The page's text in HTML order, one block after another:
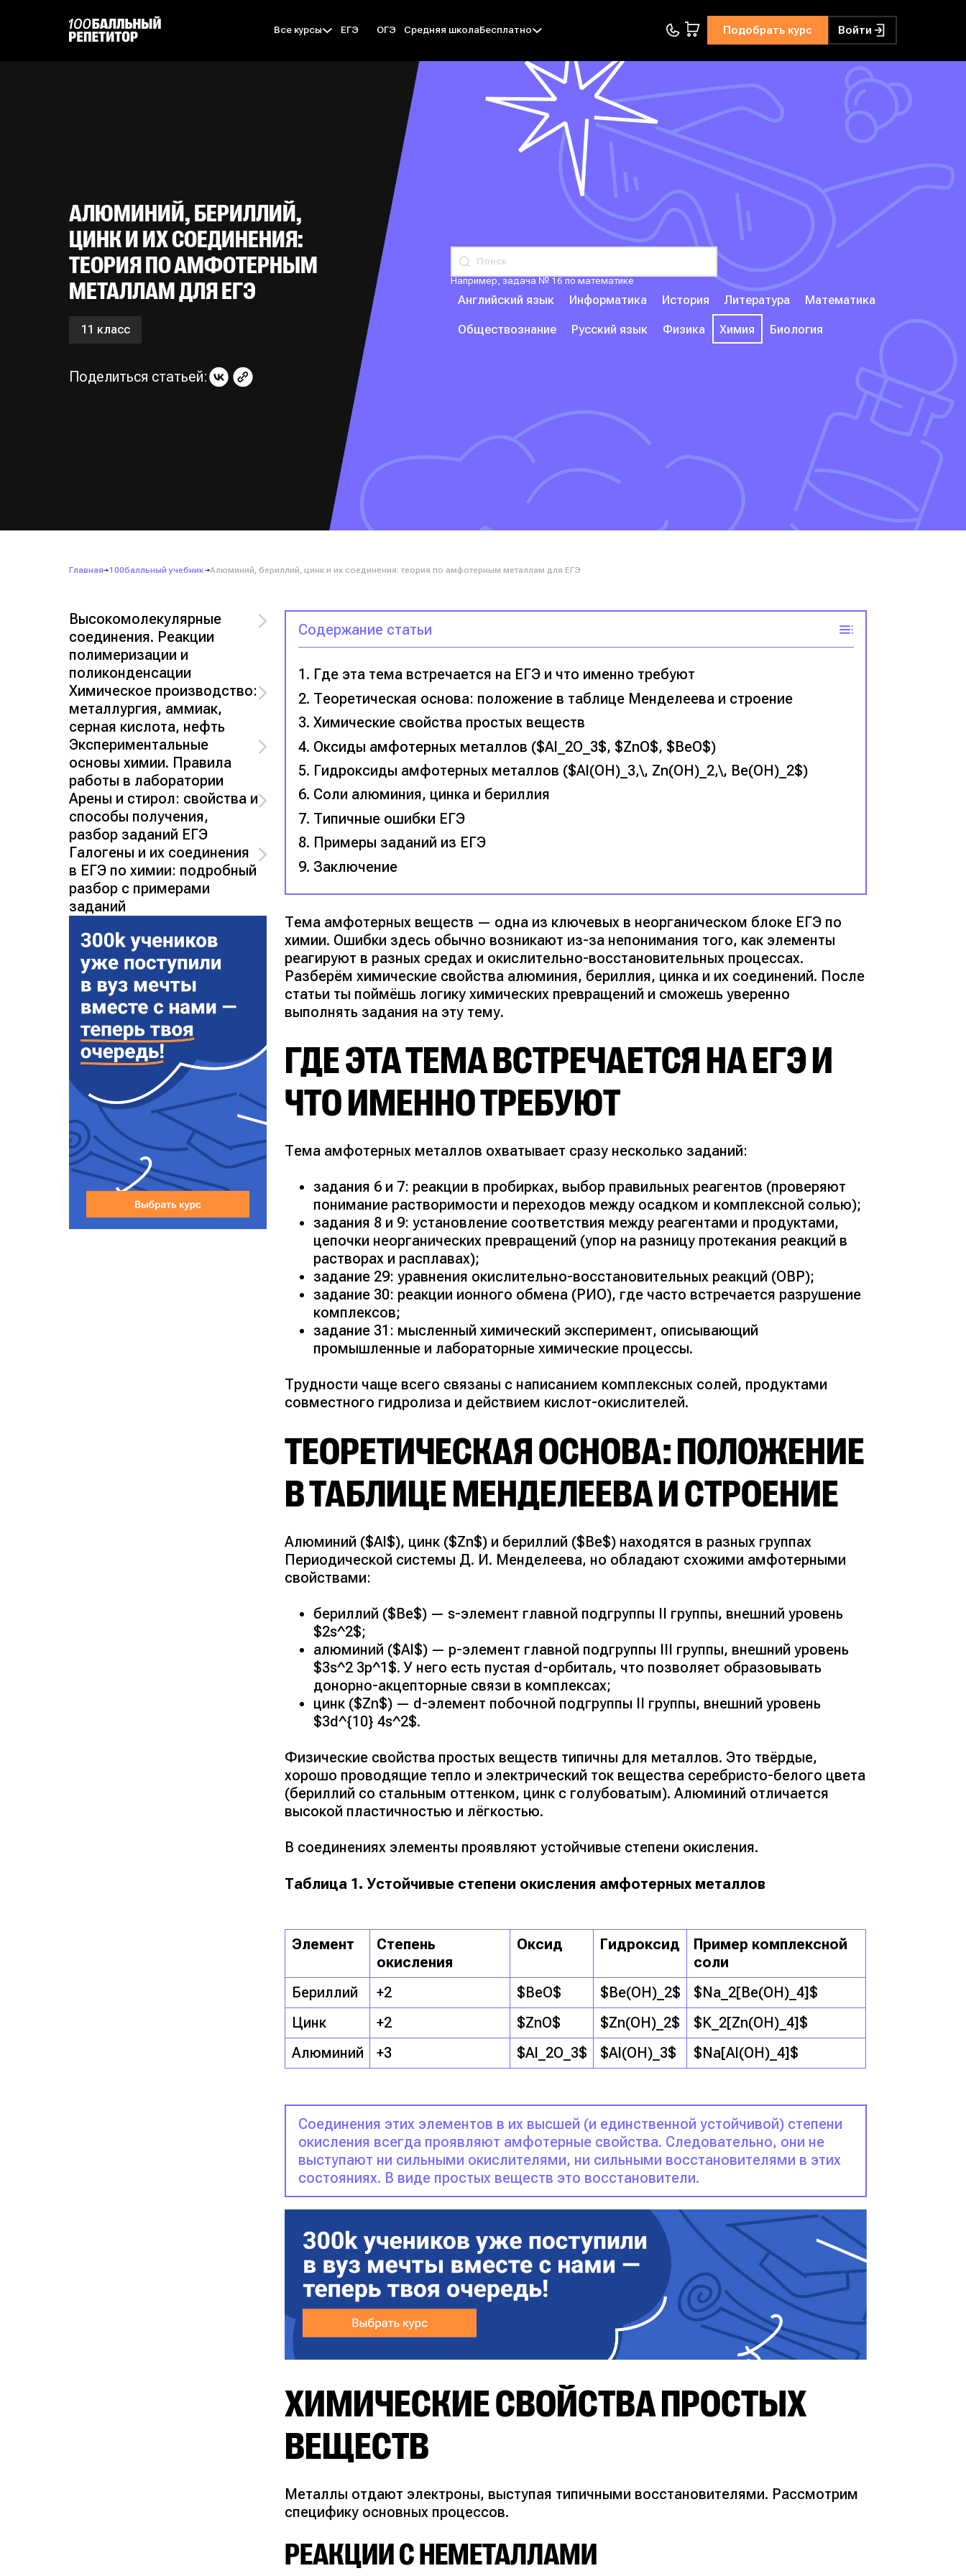
Все курсы ЕГЭ ОГЭ Средняя школаБесплатно Подобрать курс Войти
АЛЮМИНИЙ, БЕРИЛЛИЙ,
ЦИНК И ИХ СОЕДИНЕНИЯ:
ТЕОРИЯ ПО АМФОТЕРНЫМ
МЕТАЛЛАМ ДЛЯ ЕГЭ
11 класс
Поделиться статьей:
Например, задача № 16 по математике
Английский язык Информатика История Литература Математика
Обществознание Русский язык Физика Химия Биология
Главная 100балльный учебник Алюминий, бериллий, цинк и их соединения: теория по амфотерным металлам для ЕГЭ
Высокомолекулярные
соединения. Реакции
полимеризации и
поликонденсации
Химическое производство:
металлургия, аммиак,
серная кислота, нефть
Экспериментальные
основы химии. Правила
работы в лаборатории
Арены и стирол: свойства и
способы получения,
разбор заданий ЕГЭ
Галогены и их соединения
в ЕГЭ по химии: подробный
разбор с примерами
заданий
Содержание статьи
Где эта тема встречается на ЕГЭ и что именно требуют
Теоретическая основа: положение в таблице Менделеева и строение
Химические свойства простых веществ
Оксиды амфотерных металлов ($Al_2O_3$, $ZnO$, $BeO$)
Гидроксиды амфотерных металлов ($Al(OH)_3,\, Zn(OH)_2,\, Be(OH)_2$)
Соли алюминия, цинка и бериллия
Типичные ошибки ЕГЭ
Примеры заданий из ЕГЭ
Заключение
Тема амфотерных веществ — одна из ключевых в неорганическом блоке ЕГЭ по
химии. Ошибки здесь обычно возникают из-за непонимания того, как элементы
реагируют в разных средах и окислительно-восстановительных процессах.
Разберём химические свойства алюминия, бериллия, цинка и их соединений. После
статьи ты поймёшь логику химических превращений и сможешь уверенно
выполнять задания на эту тему.
ГДЕ ЭТА ТЕМА ВСТРЕЧАЕТСЯ НА ЕГЭ И
ЧТО ИМЕННО ТРЕБУЮТ
Тема амфотерных металлов охватывает сразу несколько заданий:
задания 6 и 7: реакции в пробирках, выбор правильных реагентов (проверяют
понимание растворимости и переходов между осадком и комплексной солью);
задания 8 и 9: установление соответствия между реагентами и продуктами,
цепочки неорганических превращений (упор на разницу протекания реакций в
растворах и расплавах);
задание 29: уравнения окислительно-восстановительных реакций (ОВР);
задание 30: реакции ионного обмена (РИО), где часто встречается разрушение
комплексов;
задание 31: мысленный химический эксперимент, описывающий
промышленные и лабораторные химические процессы.
Трудности чаще всего связаны с написанием комплексных солей, продуктами
совместного гидролиза и действием кислот-окислителей.
ТЕОРЕТИЧЕСКАЯ ОСНОВА: ПОЛОЖЕНИЕ
В ТАБЛИЦЕ МЕНДЕЛЕЕВА И СТРОЕНИЕ
Алюминий ($Al$), цинк ($Zn$) и бериллий ($Be$) находятся в разных группах
Периодической системы Д. И. Менделеева, но обладают схожими амфотерными
свойствами:
бериллий ($Be$) — s-элемент главной подгруппы II группы, внешний уровень
$2s^2$;
алюминий ($Al$) — p-элемент главной подгруппы III группы, внешний уровень
$3s^2 3p^1$. У него есть пустая d-орбиталь, что позволяет образовывать
донорно-акцепторные связи в комплексах;
цинк ($Zn$) — d-элемент побочной подгруппы II группы, внешний уровень
$3d^{10} 4s^2$.
Физические свойства простых веществ типичны для металлов. Это твёрдые,
хорошо проводящие тепло и электрический ток вещества серебристо-белого цвета
(бериллий со стальным оттенком, цинк с голубоватым). Алюминий отличается
высокой пластичностью и лёгкостью.
В соединениях элементы проявляют устойчивые степени окисления.
Таблица 1. Устойчивые степени окисления амфотерных металлов
Элемент
Степень
окисления
Оксид Гидроксид
Пример комплексной
соли
Бериллий
+2 $BeO$ $Be(OH)_2$
$Na_2[Be(OH)_4]$
Цинк
+2 $ZnO$ $Zn(OH)_2$
$K_2[Zn(OH)_4]$
Алюминий
+3 $Al_2O_3$ $Al(OH)_3$ $Na[Al(OH)_4]$
Соединения этих элементов в их высшей (и единственной устойчивой) степени
окисления всегда проявляют амфотерные свойства. Следовательно, они не
выступают ни сильными окислителями, ни сильными восстановителями в этих
состояниях. В виде простых веществ это восстановители.
ХИМИЧЕСКИЕ СВОЙСТВА ПРОСТЫХ
ВЕЩЕСТВ
Металлы отдают электроны, выступая типичными восстановителями. Рассмотрим
специфику основных процессов.
РЕАКЦИИ С НЕМЕТАЛЛАМИ